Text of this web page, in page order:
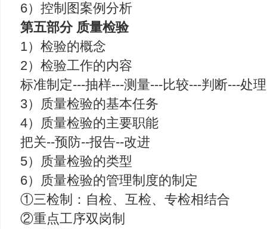
6）控制图案例分析
第五部分 质量检验
1）检验的概念
2）检验工作的内容
标准制定---抽样---测量---比较---判断---处
3）质量检验的基本任务
4）质量检验的主要职能
把关--预防--报告--改进
5）质量检验的类型
6）质量检验的管理制度的制定
①三检制：自检、互检、专检相结合
②重点工序双岗制